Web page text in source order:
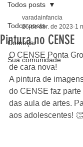
Todos posts
Começar
Sua comunidade
Todos posts
Pintura no CENSE
varadainfancia
26 de abr. de 2023 1
O CENSE Ponta
de cara nova!
A pintura de
do CENSE faz
das aula de artes.
aos adolescentes!